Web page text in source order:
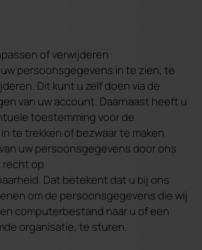
of verwijderen
persoonsgegevens in te zien, te
Dit kunt u zelf doen via de
van uw account. Daarnaast heeft u
toestemming voor de
te trekken of bezwaar te maken
uw persoonsgegevens door ons
op
Dat betekent dat u bij ons
om de persoonsgegevens die wij
computerbestand naar u of een
organisatie, te sturen.